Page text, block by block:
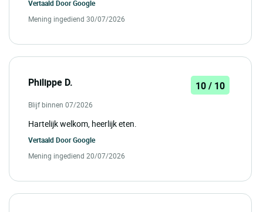
Vertaald DoorGoogle
Mening ingediend 30/07/2026
Philippe D. 10 / 10
Blijf binnen 07/2026
Hartelijk welkom, heerlijk eten.
Vertaald DoorGoogle
Mening ingediend 20/07/2026